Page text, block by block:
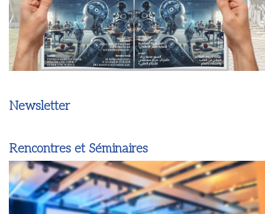
Newsletter
Rencontres et Séminaires